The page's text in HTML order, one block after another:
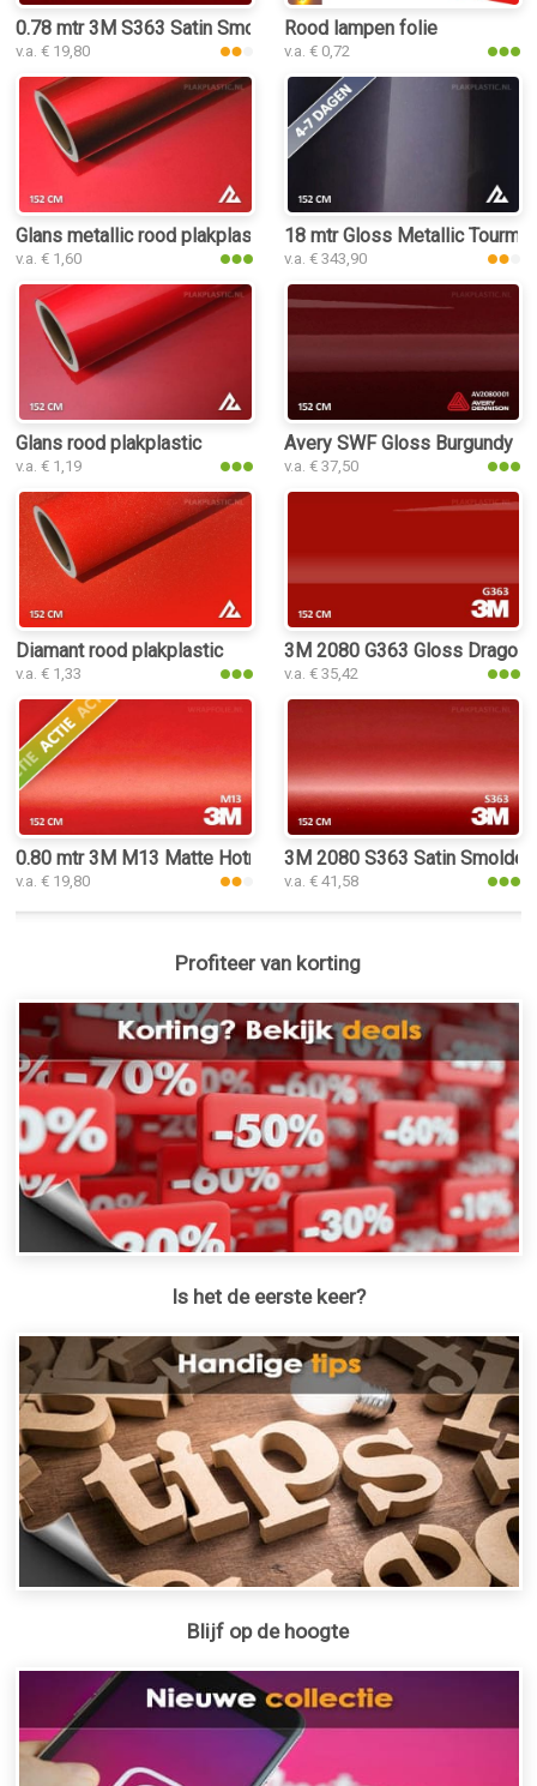
0.78 mtr 3M S363 Satin Smoldering Red
v.a. € 19,80
Rood lampen folie
v.a. € 0,72
Glans metallic rood plakplastic
v.a. € 1,60
18 mtr Gloss Metallic
v.a. € 343,90
Glans rood plakplastic
v.a. € 1,19
Avery SWF Gloss Burgundy
v.a. € 37,50
Diamant rood plakplastic
v.a. € 1,33
3M 2080 G363 Gloss Dragon
v.a. € 35,42
0.80 mtr 3M M13 Matte Hotrod Red
v.a. € 19,80
3M 2080 S363 Satin
v.a. € 41,58
Profiteer van korting
Is het de eerste keer?
Blijf op de hoogte